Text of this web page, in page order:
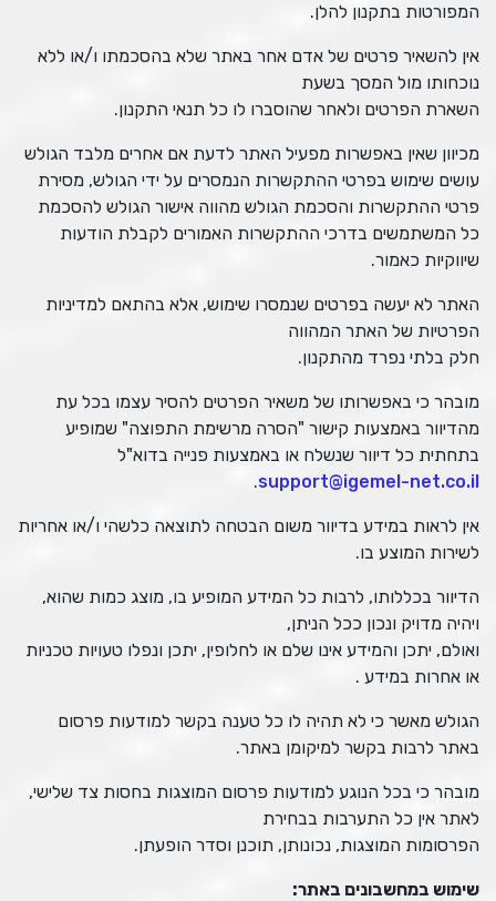
המפורטות בתקנון להלן.
אין להשאיר פרטים של אדם אחר באתר שלא בהסכמתו ו/או ללא
נוכחותו מול המסך בשעת
השארת הפרטים ולאחר שהוסברו לו כל תנאי התקנון.
מכיוון שאין באפשרות מפעיל האתר לדעת אם אחרים מלבד הגולש
עושים שימוש בפרטי ההתקשרות הנמסרים על ידי הגולש, מסירת
פרטי ההתקשרות והסכמת הגולש מהווה אישור הגולש להסכמת
כל המשתמשים בדרכי ההתקשרות האמורים לקבלת הודעות
שיווקיות כאמור.
האתר לא יעשה בפרטים שנמסרו שימוש, אלא בהתאם למדיניות
הפרטיות של האתר המהווה
חלק בלתי נפרד מהתקנון.
מובהר כי באפשרותו של משאיר הפרטים להסיר עצמו בכל עת
מהדיוור באמצעות קישור "הסרה מרשימת התפוצה" שמופיע
בתחתית כל דיוור שנשלח או באמצעות פנייה בדוא"ל
support@igemel-net.co.il
.
אין לראות במידע בדיוור משום הבטחה לתוצאה כלשהי ו/או אחריות
לשירות המוצע בו.
הדיוור בכללותו, לרבות כל המידע המופיע בו, מוצג כמות שהוא,
ויהיה מדויק ונכון ככל הניתן,
ואולם, יתכן והמידע אינו שלם או לחלופין, יתכן ונפלו טעויות טכניות
או אחרות במידע .
הגולש מאשר כי לא תהיה לו כל טענה בקשר למודעות פרסום
באתר לרבות בקשר למיקומן באתר.
מובהר כי בכל הנוגע למודעות פרסום המוצגות בחסות צד שלישי,
לאתר אין כל התערבות בבחירת
הפרסומות המוצגות, נכונותן, תוכנן וסדר הופעתן.
שימוש במחשבונים באתר: